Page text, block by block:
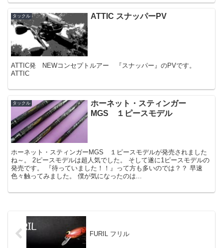
タックル ATTIC スナッパーPV
ATTIC発 NEWコンセプトルアー 『スナッパー』のPVです。
ATTIC
タックル
ホーネット・スティンガー
MGS １ピースモデル
ホーネット・スティンガーMGS １ピースモデルが発売されました
ね～。 2ピースモデルは超人気でした。 そして遂に1ピースモデルの
発売です。 『待っていました！！』って方も多いのでは？？ 早速
色々触ってみました。 僕が気になったのは...
FURIL フリル